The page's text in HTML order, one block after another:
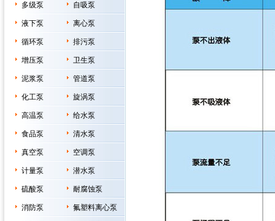
多级泵 自吸泵
液下泵 离心泵
循环泵 排污泵
增压泵 卫生泵
泥浆泵 管道泵
化工泵 旋涡泵
高温泵 给水泵
食品泵 清水泵
真空泵 空调泵
计量泵 潜水泵
硫酸泵 耐腐蚀泵
消防泵 氟塑料离心泵